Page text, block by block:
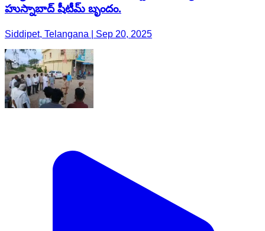
హుస్నాబాద్ షీటీమ్ బృందం.
Siddipet, Telangana | Sep 20, 2025